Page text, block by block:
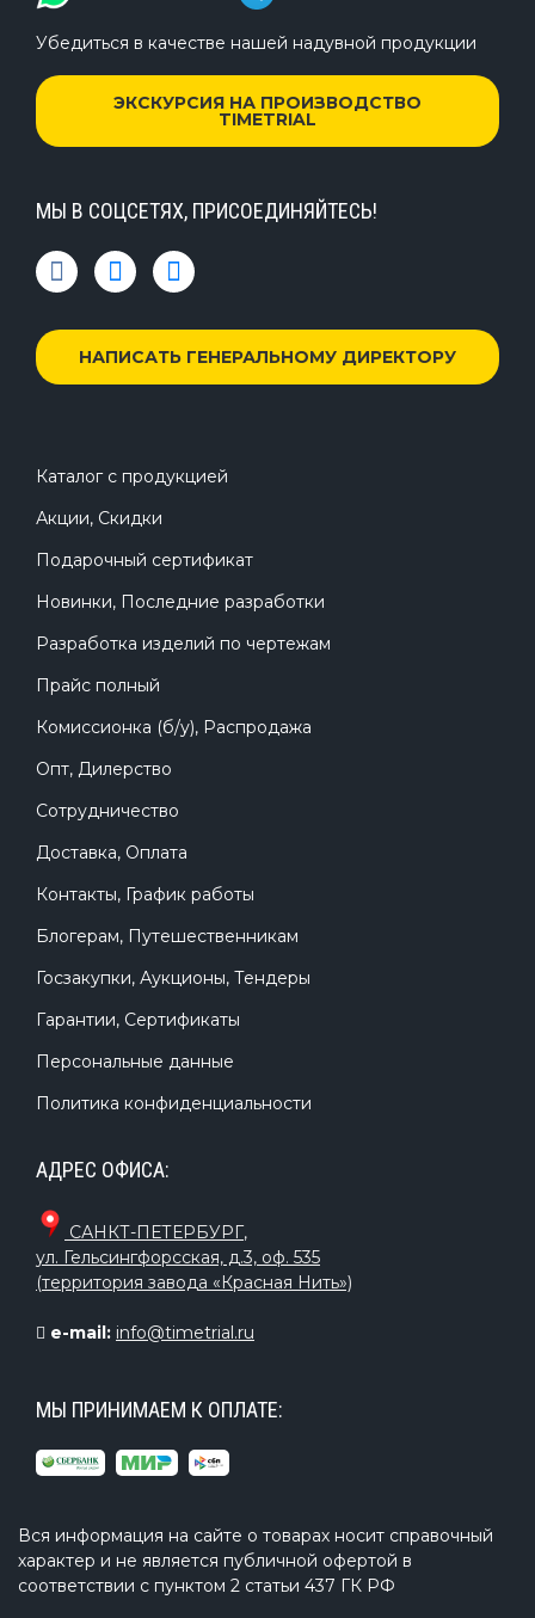
Убедиться в качестве нашей надувной продукции
ЭКСКУРСИЯ НА ПРОИЗВОДСТВО
TIMETRIAL
МЫ В СОЦСЕТЯХ, ПРИСОЕДИНЯЙТЕСЬ!
НАПИСАТЬ ГЕНЕРАЛЬНОМУ ДИРЕКТОРУ
Каталог с продукцией
Акции, Скидки
Подарочный сертификат
Новинки, Последние разработки
Разработка изделий по чертежам
Прайс полный
Комиссионка (б/у), Распродажа
Опт, Дилерство
Сотрудничество
Доставка, Оплата
Контакты, График работы
Блогерам, Путешественникам
Госзакупки, Аукционы, Тендеры
Гарантии, Сертификаты
Персональные данные
Политика конфиденциальности
АДРЕС ОФИСА:
САНКТ-ПЕТЕРБУРГ,
ул. Гельсингфорсская, д.3, оф. 535
(территория завода «Красная Нить»)
e-mail: info@timetrial.ru
МЫ ПРИНИМАЕМ К ОПЛАТЕ:
Вся информация на сайте о товарах носит справочный
характер и не является публичной офертой в
соответствии с пунктом 2 статьи 437 ГК РФ